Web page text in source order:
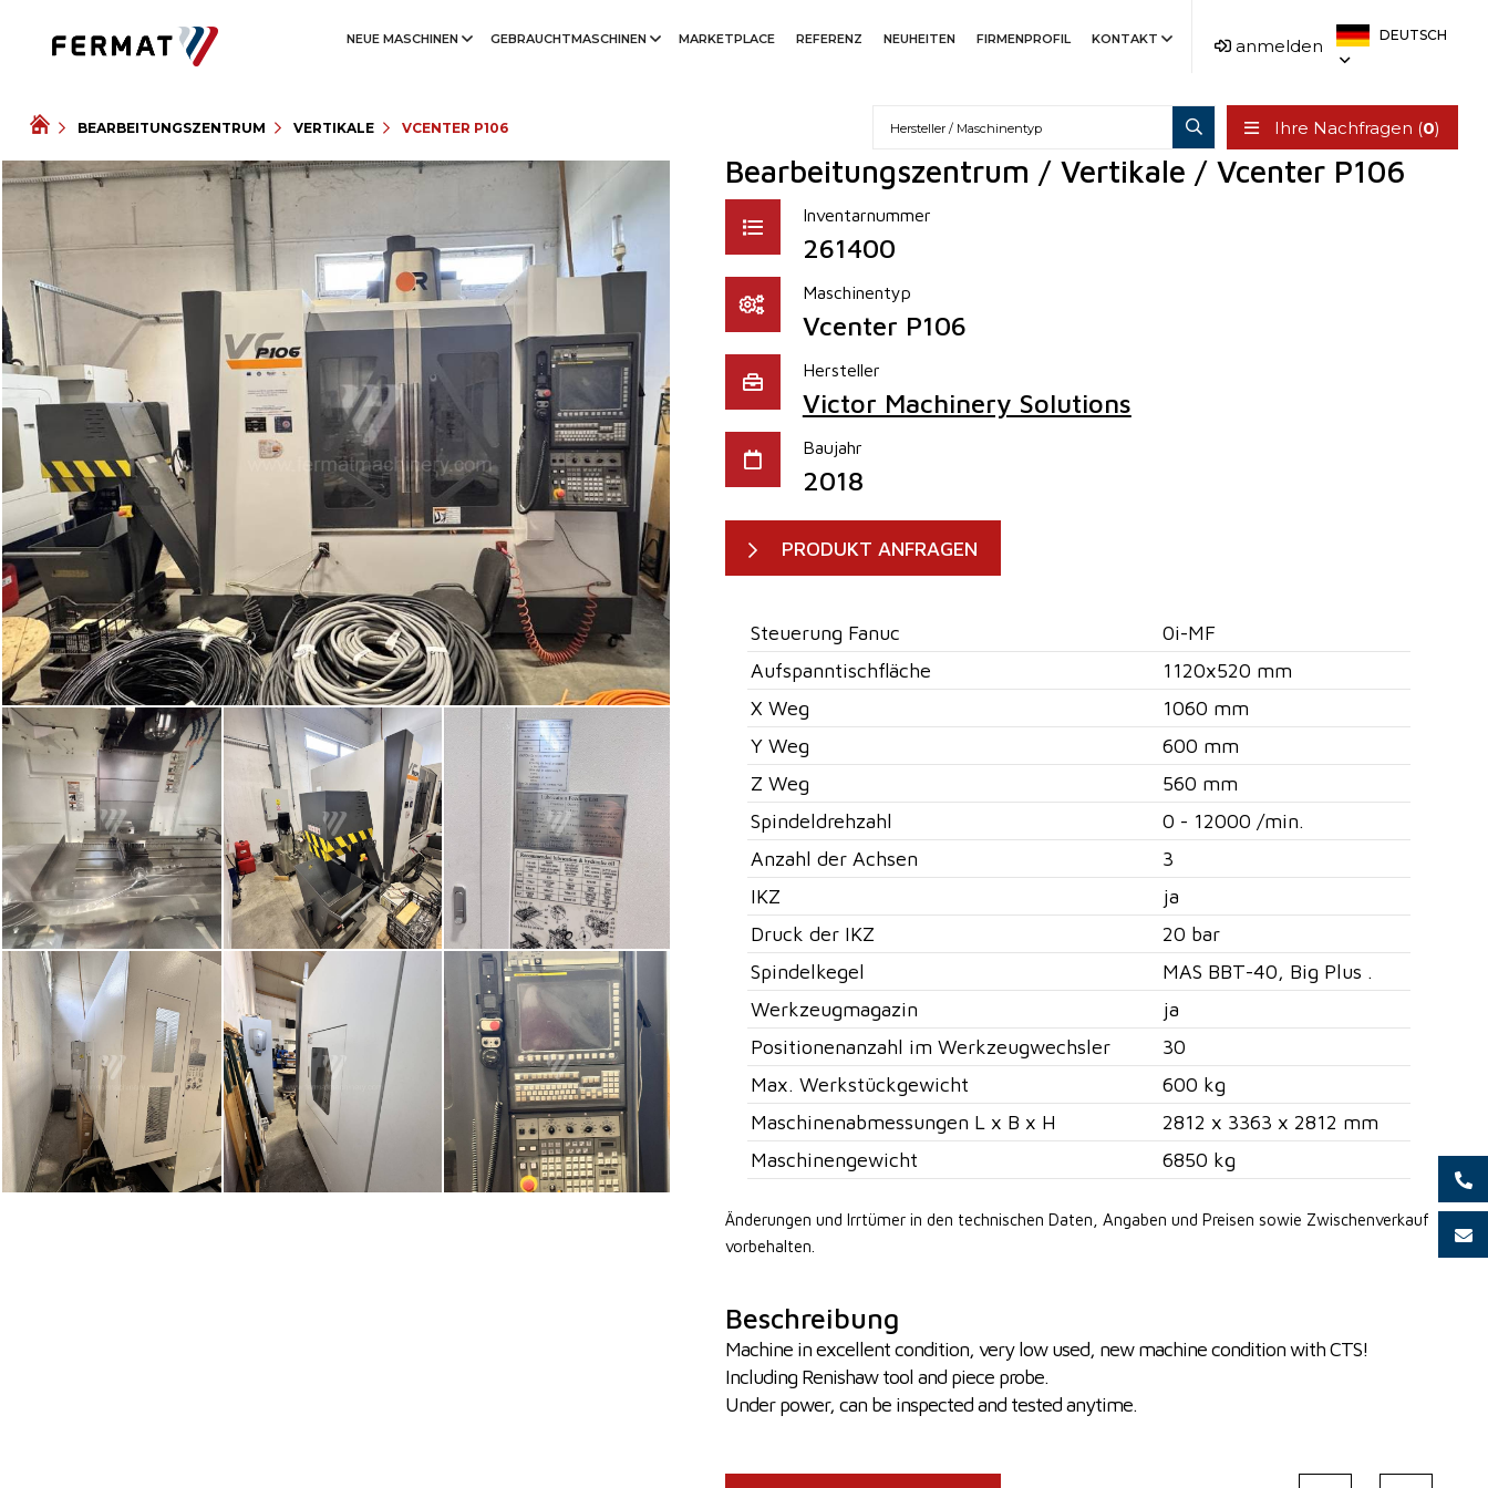
NEUE MASCHINEN GEBRAUCHTMASCHINEN MARKETPLACE REFERENZ NEUHEITEN FIRMENPROFIL KONTAKT anmelden
DEUTSCH
BEARBEITUNGSZENTRUM VERTIKALE VCENTER P106 Ihre Nachfragen (0)
Bearbeitungszentrum / Vertikale / Vcenter P106
Inventarnummer
261400
Maschinentyp
Vcenter P106
Hersteller
Victor Machinery Solutions
Baujahr
2018
PRODUKT ANFRAGEN
Steuerung Fanuc
0i-MF
Aufspanntischfläche
1120x520 mm
X Weg
1060 mm
Y Weg
600 mm
Z Weg
560 mm
Spindeldrehzahl
0 - 12000 /min.
Anzahl der Achsen
3
IKZ
ja
Druck der IKZ
20 bar
Spindelkegel
MAS BBT-40, Big Plus .
Werkzeugmagazin
ja
Positionenanzahl im Werkzeugwechsler
30
Max. Werkstückgewicht
600 kg
Maschinenabmessungen L x B x H
2812 x 3363 x 2812 mm
Maschinengewicht
6850 kg
Änderungen und Irrtümer in den technischen Daten, Angaben und Preisen sowie Zwischenverkauf
vorbehalten.
Beschreibung
Machine in excellent condition, very low used, new machine condition with CTS!
Including Renishaw tool and piece probe.
Under power, can be inspected and tested anytime.